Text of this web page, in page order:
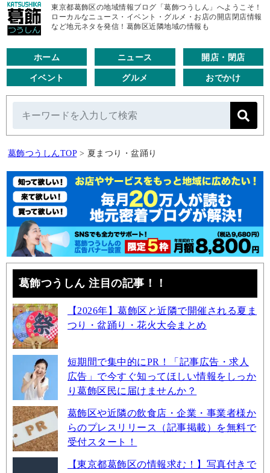
東京都葛飾区の地域情報ブログ「葛飾つうしん」へようこそ！
ローカルなニュース・イベント・グルメ・お店の開店閉店情報
など地元ネタを発信！葛飾区近隣地域の情報も
ホーム ニュース 開店・閉店
イベント グルメ おでかけ
葛飾つうしんTOP > 夏まつり・盆踊り
葛飾つうしん 注目の記事！！
【2026年】葛飾区と近隣で開催される夏ま
つり・盆踊り・花火大会まとめ
短期間で集中的にPR！「記事広告・求人
広告」で今すぐ知ってほしい情報をしっか
り葛飾区民に届けませんか？
葛飾区や近隣の飲食店・企業・事業者様か
らのプレスリリース（記事掲載）を無料で
受付スタート！
【東京都葛飾区の情報求む！】写真付きで